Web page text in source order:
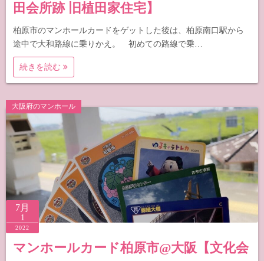
田会所跡 旧植田家住宅】
柏原市のマンホールカードをゲットした後は、柏原南口駅から
途中で大和路線に乗りかえ。 初めての路線で乗…
続きを読む
大阪府のマンホール
7月
1
2022
マンホールカード柏原市@大阪【文化会